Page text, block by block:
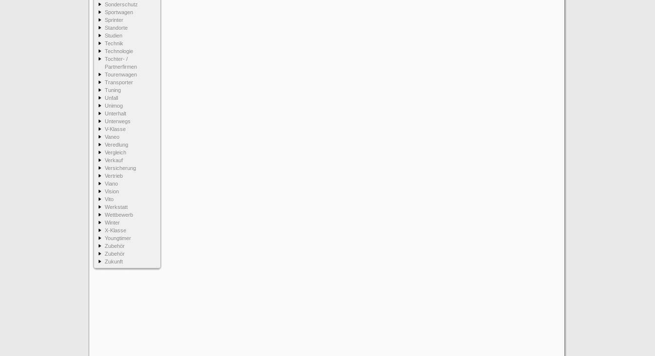
Sonderschutz
Sportwagen
Sprinter
Standorte
Studien
Technik
Technologie
Tochter- /
Partnerfirmen
Tourenwagen
Transporter
Tuning
Unfall
Unimog
Unterhalt
Unterwegs
V-Klasse
Vaneo
Veredlung
Vergleich
Verkauf
Versicherung
Vertrieb
Viano
Vision
Vito
Werkstatt
Wettbewerb
Winter
X-Klasse
Youngtimer
Zubehör
Zubehör
Zukunft